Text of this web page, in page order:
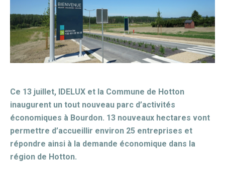
Ce 13 juillet, IDELUX et la Commune de Hotton
inaugurent un tout nouveau parc d’activités
économiques à Bourdon. 13 nouveaux hectares vont
permettre d’accueillir environ 25 entreprises et
répondre ainsi à la demande économique dans la
région de Hotton.